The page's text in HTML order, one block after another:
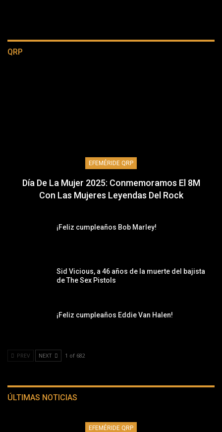
QRP
EFEMÉRIDE QRP
Día De La Mujer 2025: Conmemoramos El 8M
Con Las Mujeres Leyendas Del Rock
¡Feliz cumpleaños Bob Marley!
Sid Vicious, a 46 años de la muerte del bajista
de The Sex Pistols
¡Feliz cumpleaños Eddie Van Halen!
PREV NEXT 1 of 682
ÚLTIMAS NOTICIAS
EFEMÉRIDE QRP